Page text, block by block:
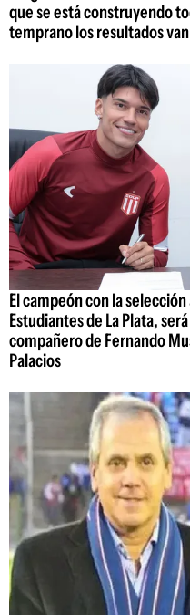
que se está construyendo
temprano los resultados
El campeón con la
Estudiantes de La Plata,
compañero de Fernando
Palacios